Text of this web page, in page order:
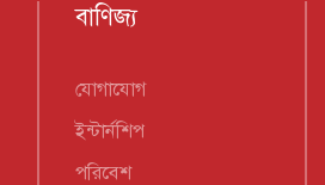
বাণিজ্য
যোগাযোগ
ইন্টার্নশিপ
পরিবেশ